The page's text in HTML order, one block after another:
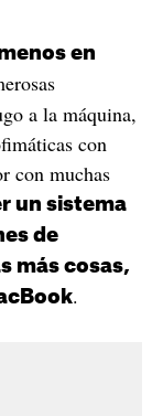
en
a la máquina,
con
con muchas
un sistema
de
más cosas,
.